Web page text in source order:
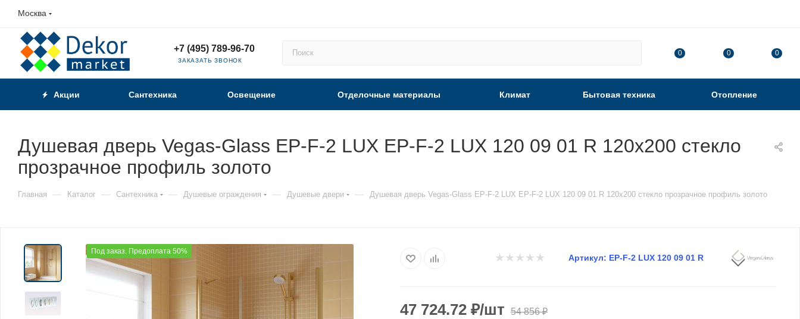
Москва
+7 (495) 789-96-70
ЗАКАЗАТЬ ЗВОНОК
0 0 0
Акции Сантехника Освещение Отделочные материалы Климат Бытовая техника Отопление
Душевая дверь Vegas-Glass EP-F-2 LUX EP-F-2 LUX 120 09 01 R 120х200 стекло
прозрачное профиль золото
Главная — Каталог — Сантехника — Душевые ограждения — Душевые двери — Душевая дверь Vegas-Glass EP-F-2 LUX EP-F-2 LUX 120 09 01 R 120х200 стекло прозрачное профиль золото
Под заказ. Предоплата 50%
Артикул: EP-F-2 LUX 120 09 01 R
47 724.72 ₽/шт 54 856₽